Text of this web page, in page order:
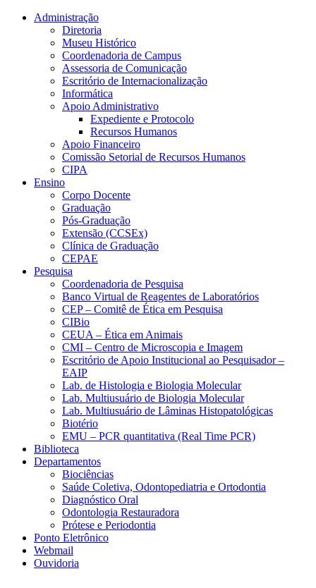
Conteúdo principal Menu principal
Administração
Diretoria
Museu Histórico
Coordenadoria de Campus
Assessoria de Comunicação
Escritório de Internacionalização
Informática
Apoio Administrativo
Expediente e Protocolo
Recursos Humanos
Apoio Financeiro
Comissão Setorial de Recursos Humanos
CIPA
Ensino
Corpo Docente
Graduação
Pós-Graduação
Extensão (CCSEx)
Clínica de Graduação
CEPAE
Pesquisa
Coordenadoria de Pesquisa
Banco Virtual de Reagentes de Laboratórios
CEP – Comitê de Ética em Pesquisa
CIBio
CEUA – Ética em Animais
CMI – Centro de Microscopia e Imagem
Escritório de Apoio Institucional ao Pesquisador –
EAIP
Lab. de Histologia e Biologia Molecular
Lab. Multiusuário de Biologia Molecular
Lab. Multiusuário de Lâminas Histopatológicas
Biotério
EMU – PCR quantitativa (Real Time PCR)
Biblioteca
Departamentos
Biociências
Saúde Coletiva, Odontopediatria e Ortodontia
Diagnóstico Oral
Odontologia Restauradora
Prótese e Periodontia
Ponto Eletrônico
Webmail
Ouvidoria